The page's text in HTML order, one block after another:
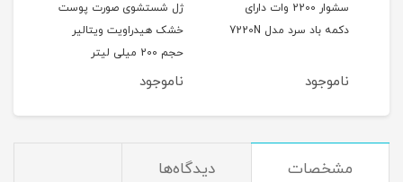
سشوار 2200 وات دارای
دکمه باد سرد مدل 7220N
ناموجود
ژل شستشوی صورت پوست
خشک هیدراویت ویتالیر
حجم 200 میلی لیتر
ناموجود
مشخصات دیدگاه‌ها